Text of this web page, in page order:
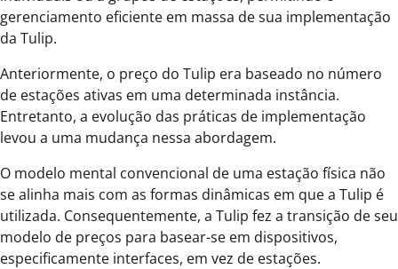
gerenciamento eficiente em massa de sua implementação
da Tulip.
Anteriormente, o preço do Tulip era baseado no número
de estações ativas em uma determinada instância.
Entretanto, a evolução das práticas de implementação
levou a uma mudança nessa abordagem.
O modelo mental convencional de uma estação física não
se alinha mais com as formas dinâmicas em que a Tulip é
utilizada. Consequentemente, a Tulip fez a transição de seu
modelo de preços para basear-se em dispositivos,
especificamente interfaces, em vez de estações.